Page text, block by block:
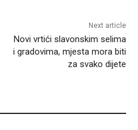
Next article
Novi vrtići slavonskim selima
i gradovima, mjesta mora biti
za svako dijete